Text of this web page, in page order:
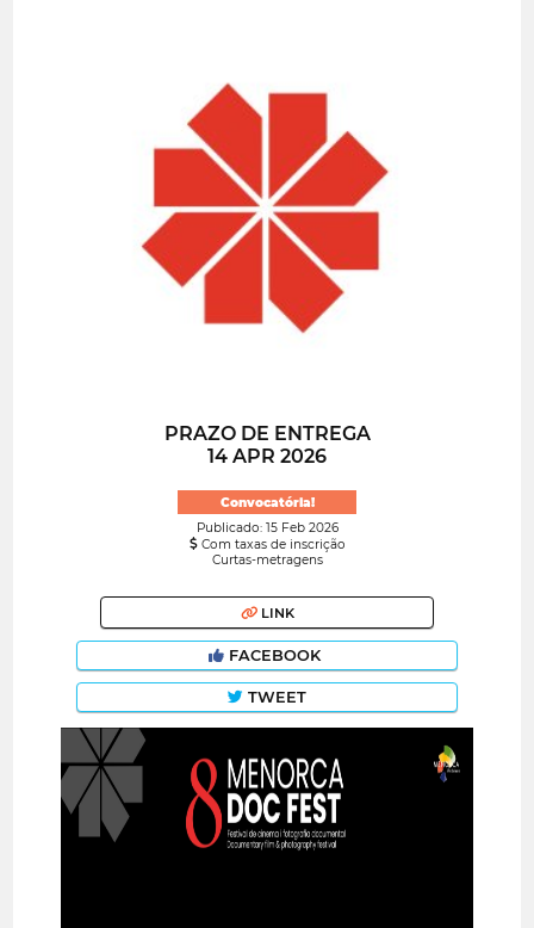
PRAZO DE ENTREGA
14 APR 2026
Convocatória!
Publicado: 15 Feb 2026
Com taxas de inscrição
Curtas-metragens
LINK
FACEBOOK
TWEET